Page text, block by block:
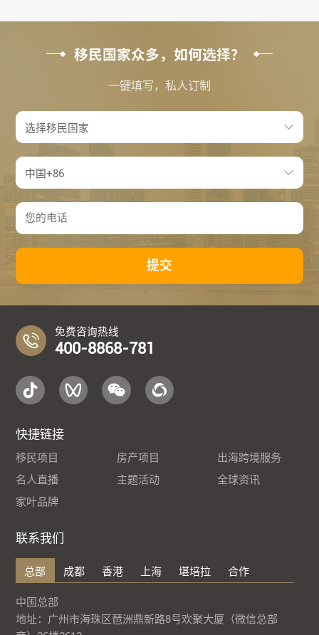
移民国家众多，如何选择？
一键填写，私人订制
提交
免费咨询热线
400-8868-781
快捷链接
移民项目 房产项目
出海跨境服务
名人直播
主题活动
全球资讯
家叶品牌
联系我们
总部 成都 香港 上海 堪培拉 合作
中国总部
地址：广州市海珠区琶洲鼎新路8号欢聚大厦（微信总部